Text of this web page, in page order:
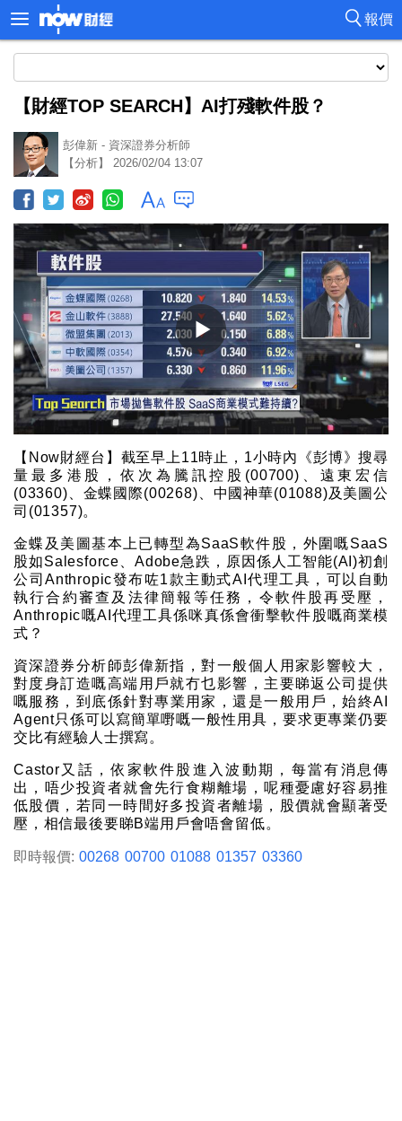
報價
【財經TOP SEARCH】AI打殘軟件股？
彭偉新 - 資深證券分析師
【分析】 2026/02/04 13:07
【Now財經台】截至早上11時止，1小時內《彭博》搜尋
量最多港股，依次為騰訊控股(00700)、遠東宏信
(03360)、金蝶國際(00268)、中國神華(01088)及美圖公
司(01357)。
金蝶及美圖基本上已轉型為SaaS軟件股，外圍嘅SaaS
股如Salesforce、Adobe急跌，原因係人工智能(AI)初創
公司Anthropic發布咗1款主動式AI代理工具，可以自動
執行合約審查及法律簡報等任務，令軟件股再受壓，
Anthropic嘅AI代理工具係咪真係會衝擊軟件股嘅商業模
式？
資深證券分析師彭偉新指，對一般個人用家影響較大，
對度身訂造嘅高端用戶就冇乜影響，主要睇返公司提供
嘅服務，到底係針對專業用家，還是一般用戶，始終AI
Agent只係可以寫簡單嘢嘅一般性用具，要求更專業仍要
交比有經驗人士撰寫。
Castor又話，依家軟件股進入波動期，每當有消息傳
出，唔少投資者就會先行食糊離場，呢種憂慮好容易推
低股價，若同一時間好多投資者離場，股價就會顯著受
壓，相信最後要睇B端用戶會唔會留低。
即時報價: 00268 00700 01088 01357 03360